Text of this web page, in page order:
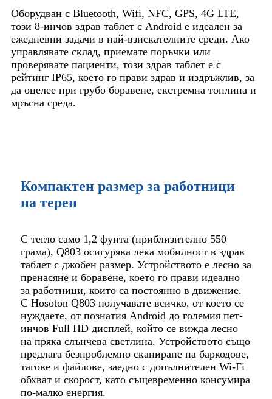
Оборудван с Bluetooth, Wifi, NFC, GPS, 4G LTE,
този 8-инчов здрав таблет с Android е идеален за
ежедневни задачи в най-взискателните среди. Ако
управлявате склад, приемате поръчки или
проверявате пациенти, този здрав таблет е с
рейтинг IP65, което го прави здрав и издръжлив, за
да оцелее при грубо боравене, екстремна топлина и
мръсна среда.
Компактен размер за работници
на терен
С тегло само 1,2 фунта (приблизително 550
грама), Q803 осигурява лека мобилност в здрав
таблет с джобен размер. Устройството е лесно за
пренасяне и боравене, което го прави идеално
за работници, които са постоянно в движение.
С Hosoton Q803 получавате всичко, от което се
нуждаете, от познатия Android до големия пет-
инчов Full HD дисплей, който се вижда лесно
на пряка слънчева светлина. Устройството също
предлага безпроблемно сканиране на баркодове,
тагове и файлове, заедно с допълнителен Wi-Fi
обхват и скорост, като същевременно консумира
по-малко енергия.